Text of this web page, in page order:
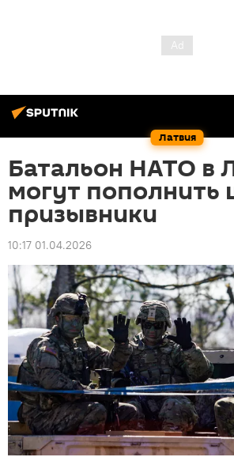
Латвия
Батальон НАТО в
могут пополнить
призывники
10:17 01.04.2026